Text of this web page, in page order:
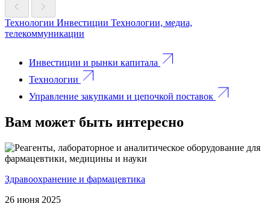
Технологии Инвестиции Технологии, медиа,
телекоммуникации
Инвестиции и рынки капитала
Технологии
Управление закупками и цепочкой поставок
Вам может быть интересно
Здравоохранение и фармацевтика
26 июня 2025